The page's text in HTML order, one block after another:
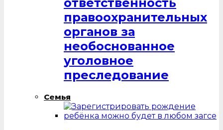
ответственность
правоохранительных
органов за
необоснованное
уголовное
преследование
Семья